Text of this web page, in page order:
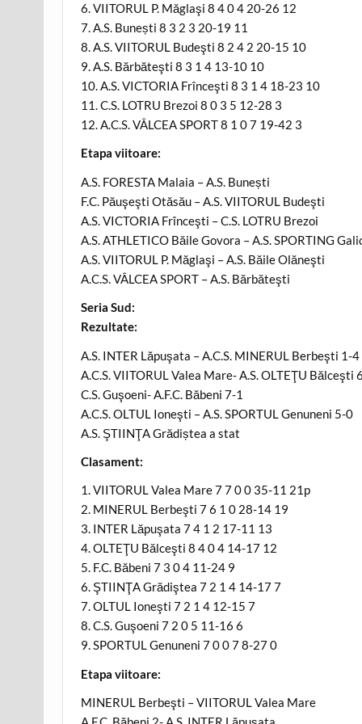
6. VIITORUL P. Măglaşi 8 4 0 4 20-26 12
7. A.S. Bunești 8 3 2 3 20-19 11
8. A.S. VIITORUL Budeşti 8 2 4 2 20-15 10
9. A.S. Bărbăteşti 8 3 1 4 13-10 10
10. A.S. VICTORIA Frînceşti 8 3 1 4 18-23 10
11. C.S. LOTRU Brezoi 8 0 3 5 12-28 3
12. A.C.S. VÂLCEA SPORT 8 1 0 7 19-42 3
Etapa viitoare:
A.S. FORESTA Malaia – A.S. Bunești
F.C. Păuşeşti Otăsău – A.S. VIITORUL Budeşti
A.S. VICTORIA Frînceşti – C.S. LOTRU Brezoi
A.S. ATHLETICO Băile Govora – A.S. SPORTING
A.S. VIITORUL P. Măglaşi – A.S. Băile Olăneşti
A.C.S. VÂLCEA SPORT – A.S. Bărbăteşti
Seria Sud:
Rezultate:
A.S. INTER Lăpuşata – A.C.S. MINERUL Berbeşti 1-4
A.C.S. VIITORUL Valea Mare- A.S. OLTEŢU Bălceşti
C.S. Guşoeni- A.F.C. Băbeni 7-1
A.C.S. OLTUL Ioneşti – A.S. SPORTUL Genuneni 5-0
A.S. ŞTIINŢA Grădiștea a stat
Clasament:
1. VIITORUL Valea Mare 7 7 0 0 35-11 21p
2. MINERUL Berbeşti 7 6 1 0 28-14 19
3. INTER Lăpuşata 7 4 1 2 17-11 13
4. OLTEŢU Bălceşti 8 4 0 4 14-17 12
5. F.C. Băbeni 7 3 0 4 11-24 9
6. ŞTIINŢA Grădiştea 7 2 1 4 14-17 7
7. OLTUL Ioneşti 7 2 1 4 12-15 7
8. C.S. Guşoeni 7 2 0 5 11-16 6
9. SPORTUL Genuneni 7 0 0 7 8-27 0
Etapa viitoare:
MINERUL Berbeşti – VIITORUL Valea Mare